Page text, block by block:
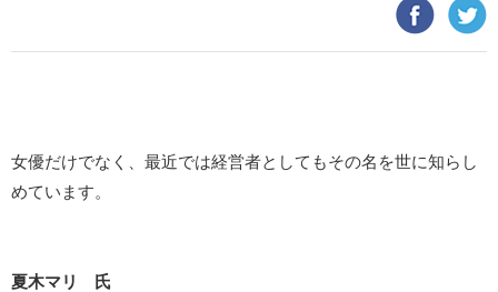
女優だけでなく、最近では経営者としてもその名を世に知らし
めています。
夏木マリ 氏